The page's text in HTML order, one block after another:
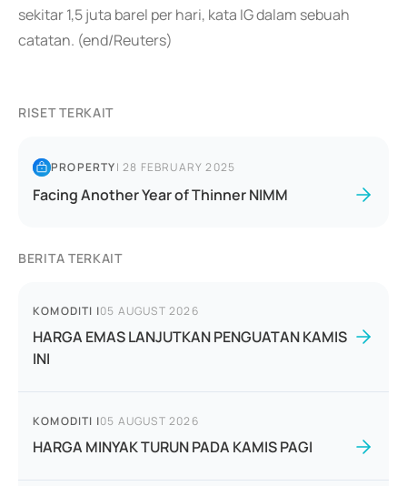
sekitar 1,5 juta barel per hari, kata IG dalam sebuah
catatan. (end/Reuters)
RISET TERKAIT
PROPERTY|28 FEBRUARY 2025
Facing Another Year of Thinner NIMM
BERITA TERKAIT
KOMODITI |05 AUGUST 2026
HARGA EMAS LANJUTKAN PENGUATAN KAMIS
INI
KOMODITI |05 AUGUST 2026
HARGA MINYAK TURUN PADA KAMIS PAGI